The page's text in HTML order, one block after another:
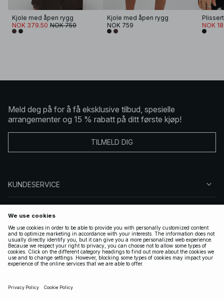
Kjole med åpen rygg
NOK 379.50 NOK 759
Kjole med åpen rygg
NOK 759
NOK
Meld deg på for å få eksklusive tilbud, spesielle
arrangementer og 15 % rabatt på ditt første kjøp!
TILMELD DIG
KUNDESERVICE
FØLG OSS
LOVLIG